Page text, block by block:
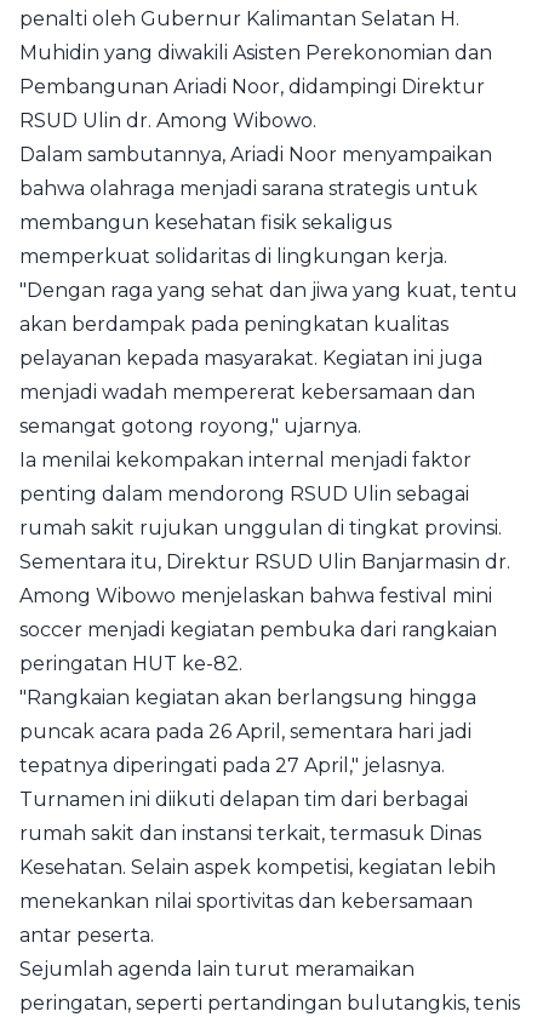
penalti oleh Gubernur Kalimantan Selatan H.
Muhidin yang diwakili Asisten Perekonomian dan
Pembangunan Ariadi Noor, didampingi Direktur
RSUD Ulin dr. Among Wibowo.
Dalam sambutannya, Ariadi Noor menyampaikan
bahwa olahraga menjadi sarana strategis untuk
membangun kesehatan fisik sekaligus
memperkuat solidaritas di lingkungan kerja.
"Dengan raga yang sehat dan jiwa yang kuat, tentu
akan berdampak pada peningkatan kualitas
pelayanan kepada masyarakat. Kegiatan ini juga
menjadi wadah mempererat kebersamaan dan
semangat gotong royong," ujarnya.
Ia menilai kekompakan internal menjadi faktor
penting dalam mendorong RSUD Ulin sebagai
rumah sakit rujukan unggulan di tingkat provinsi.
Sementara itu, Direktur RSUD Ulin Banjarmasin dr.
Among Wibowo menjelaskan bahwa festival mini
soccer menjadi kegiatan pembuka dari rangkaian
peringatan HUT ke-82.
"Rangkaian kegiatan akan berlangsung hingga
puncak acara pada 26 April, sementara hari jadi
tepatnya diperingati pada 27 April," jelasnya.
Turnamen ini diikuti delapan tim dari berbagai
rumah sakit dan instansi terkait, termasuk Dinas
Kesehatan. Selain aspek kompetisi, kegiatan lebih
menekankan nilai sportivitas dan kebersamaan
antar peserta.
Sejumlah agenda lain turut meramaikan
peringatan, seperti pertandingan bulutangkis, tenis